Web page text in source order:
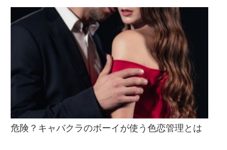
危険？キャバクラのボーイが使う色恋管理とは